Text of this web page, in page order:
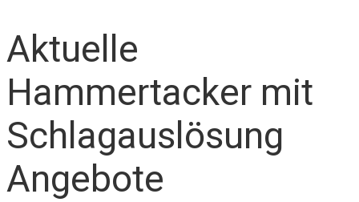
Aktuelle
Hammertacker mit
Schlagauslösung
Angebote